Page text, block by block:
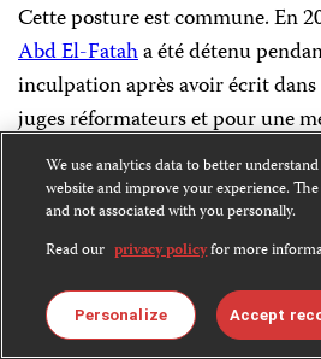
Cette posture est commune. En
Abd El-Fataha été détenu
inculpation après avoir écrit dans
juges réformateurs et pour une
électorale. El-Fatah était parmi
égyptiens qui avaient pris de
semblait être ciblé en raison de
Syrie, le bloggeurTariq Biasiaété
un seul commentaire ayant
sécurité. Un an plus tard, une
We use analytics data to better
website and improve your experience.
and not associated with you personally.
Read our privacy policyfor more
Personalize Accept